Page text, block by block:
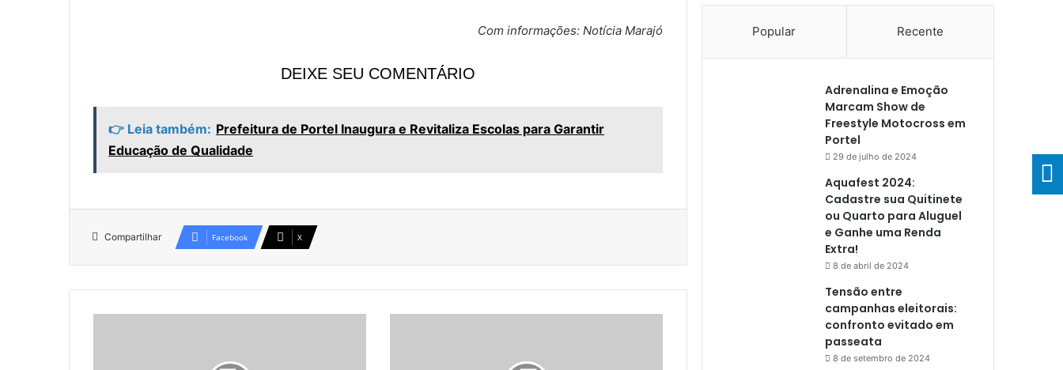
Com informações: Notícia Marajó
DEIXE SEU COMENTÁRIO
👉 Leia também: Prefeitura de Portel Inaugura e Revitaliza Escolas para Garantir
Educação de Qualidade
Compartilhar Facebook X
Popular Recente
Adrenalina e Emoção
Marcam Show de
Freestyle Motocross em
Portel
29 de julho de 2024
Aquafest 2024:
Cadastre sua Quitinete
ou Quarto para Aluguel
e Ganhe uma Renda
Extra!
8 de abril de 2024
Tensão entre
campanhas eleitorais:
confronto evitado em
passeata
8 de setembro de 2024